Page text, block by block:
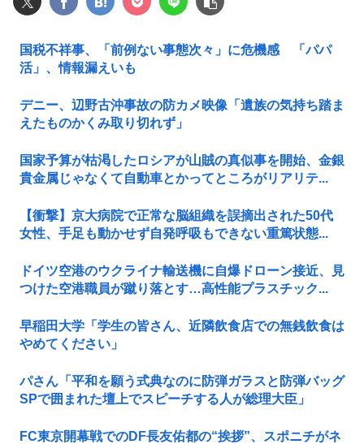
国税不祥事、「前例ない事態次々」に危機感 「パパ
活」、情報漏えいも
デニー、辺野古沖事故の防カメ映像「遺族の気持ち踏ま
えたものかくみ取り切れず」
国家予算が枯渇したロシアが山賊の真似事を開始、金銀
貴金属じゃなくて自動車とかってところがリアリテ...
【衝撃】京大病院で正常な脳組織を誤摘出された50代
女性、手足も動かせず自発呼吸もできない重篤状態...
ドイツ空港のウクライナ輸送機に自爆ドローン接近、見
つけた空港職員が蹴り落とす…高性能プラスチック...
早稲田大学「学生の皆さん、近隣飲食店での無銭飲食は
やめてください」
パさん「平和を願う式典なのに防弾ガラスと防弾バッグ
SPで囲まれた壇上でスピーチする人が総理大臣」
FC東京開幕戦でのDF長友佑都の“挨拶”、スポニチがネ